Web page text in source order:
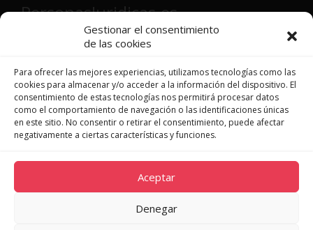
Gestionar el consentimiento
de las cookies
Para ofrecer las mejores experiencias, utilizamos tecnologías como las
cookies para almacenar y/o acceder a la información del dispositivo. El
consentimiento de estas tecnologías nos permitirá procesar datos
como el comportamiento de navegación o las identificaciones únicas
en este sitio. No consentir o retirar el consentimiento, puede afectar
negativamente a ciertas características y funciones.
Aceptar
Denegar
PersonasJuridicas.es
Director y fundador:
Patón
JURISPRUDENCIA
DOCTRINA